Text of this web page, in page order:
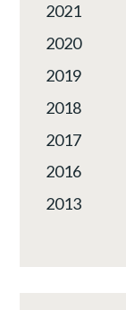
2021
2020
2019
2018
2017
2016
2013